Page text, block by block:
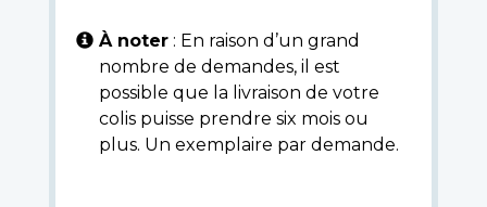
À noter : En raison d’un grand
nombre de demandes, il est
possible que la livraison de votre
colis puisse prendre six mois ou
plus. Un exemplaire par demande.